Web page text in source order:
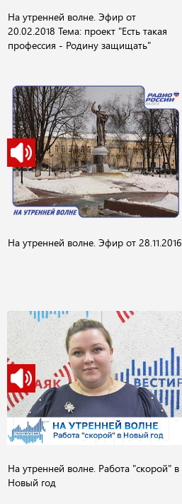
На утренней волне. Эфир от
20.02.2018 Тема: проект "Есть такая
профессия - Родину защищать"
На утренней волне. Эфир от 28.11.2016
На утренней волне. Работа "скорой" в
Новый год